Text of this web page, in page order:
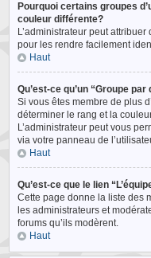
Pourquoi certains groupes
couleur différente?
L’administrateur peut
pour les rendre facilement
Haut
Qu’est-ce qu’un “Groupe par
Si vous êtes membre de plus
déterminer le rang et la
L’administrateur peut vous
via votre panneau de
Haut
Qu’est-ce que le lien
Cette page donne la liste des
les administrateurs et
forums qu’ils modèrent.
Haut